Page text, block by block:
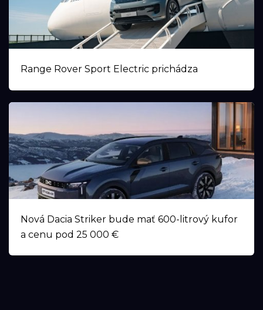
Range Rover Sport Electric prichádza
Nová Dacia Striker bude mať 600-litrový kufor
a cenu pod 25 000 €